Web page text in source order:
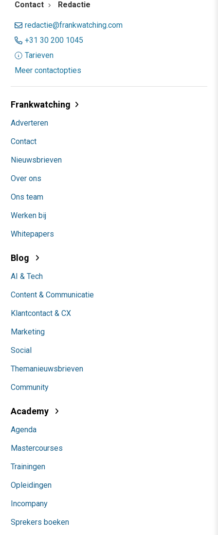
Contact Redactie
redactie@frankwatching.com
+31 30 200 1045
Tarieven
Meer contactopties
Frankwatching
Adverteren
Contact
Nieuwsbrieven
Over ons
Ons team
Werken bij
Whitepapers
Blog
AI & Tech
Content & Communicatie
Klantcontact & CX
Marketing
Social
Themanieuwsbrieven
Community
Academy
Agenda
Mastercourses
Trainingen
Opleidingen
Incompany
Sprekers boeken